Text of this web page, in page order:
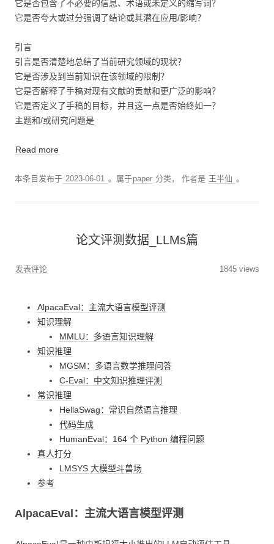
它是否包含了不必要的信息、术语或未定义的缩写词？
它是否夸大或过分强调了结论或其潜在应用/影响？
引言
引言是否清楚地总结了当前研究领域的现状？
它是否涉及到当前知识在该领域的限制？
它是否解释了手稿对现有文献的贡献和更广泛的影响？
它是否定义了手稿的目标，并且这一点是否始终如一？
主题和/或研究问题是
Read more
本条目发布于 2023-06-01 。属于paper 分类，作者是 王半仙 。
论文评测数据_LLMs篇
发表评论 1845 views
AlpacaEval：主流大语言模型评测
知识理解
MMLU：多语言知识理解
知识推理
MGSM：多语言数学推理问答
C-Eval：中文知识推理评测
常识推理
HellaSwag：常识自然语言推理
代码生成
HumanEval：164 个 Python 编程问题
真人打分
LMSYS 大模型斗兽场
参考
AlpacaEval：主流大语言模型评测